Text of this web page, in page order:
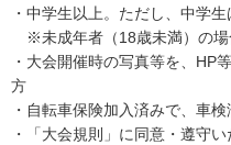
・中学生以上。ただし、中学生
※未成年者（18歳未満）の場
・大会開催時の写真等を、HP
方
・自転車保険加入済みで、車検
・「大会規則」に同意・遵守